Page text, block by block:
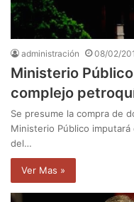
administración 08/02/
Ministerio
complejo
Se presume la compra de
Ministerio Público
del…
Ver Mas »